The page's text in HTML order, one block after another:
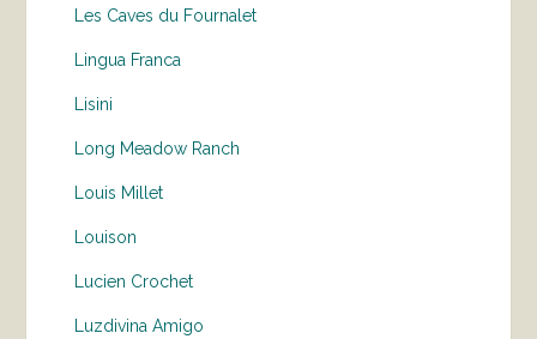
Les Caves du Fournalet
Lingua Franca
Lisini
Long Meadow Ranch
Louis Millet
Louison
Lucien Crochet
Luzdivina Amigo